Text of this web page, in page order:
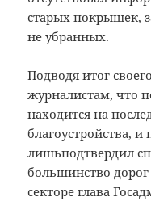
старых покрышек,
не убранных.
Подводя итог
журналистам, что
находится на
благоустройства,
лишьподтвердил
большинство
секторе глава